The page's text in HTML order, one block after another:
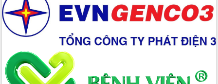
Xây dựng nông thôn mới: Nâng cao đời
sống người dân từ những mô hình thiết
Quyết liệt tháo gỡ vướng mắc, đẩy
nhanh tiến độ các dự án trọng điểm
trong Khu kinh tế Nam Phú Yên
Hòn Yến phát triển du lịch gắn với bảo
tồn biển